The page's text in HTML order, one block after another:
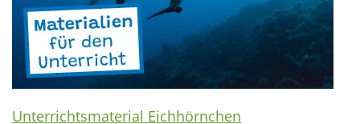
Unterrichtsmaterial Eichhörnchen